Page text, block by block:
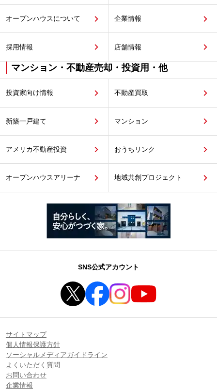
オープンハウスについて 企業情報
採用情報 店舗情報
マンション・不動産売却・投資用・他
投資家向け情報 不動産買取
新築一戸建て マンション
アメリカ不動産投資 おうちリンク
オープンハウスアリーナ 地域共創プロジェクト
SNS公式アカウント
サイトマップ
個人情報保護方針
ソーシャルメディアガイドライン
よくいただく質問
お問い合わせ
企業情報